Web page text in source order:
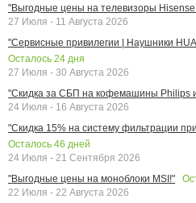
"Выгодные цены на телевизоры
27 Июля - 11 Августа 2026
"Сервисные привилегии | Наушники
Осталось 24 дня
27 Июля - 30 Августа 2026
"Скидка за СБП на кофемашины Philips
24 Июля - 16 Августа 2026
"Скидка 15% на систему фильтрации
Осталось 46 дней
24 Июля - 21 Сентября 2026
"Выгодные цены на моноблоки MSI!"
22 Июля - 22 Августа 2026